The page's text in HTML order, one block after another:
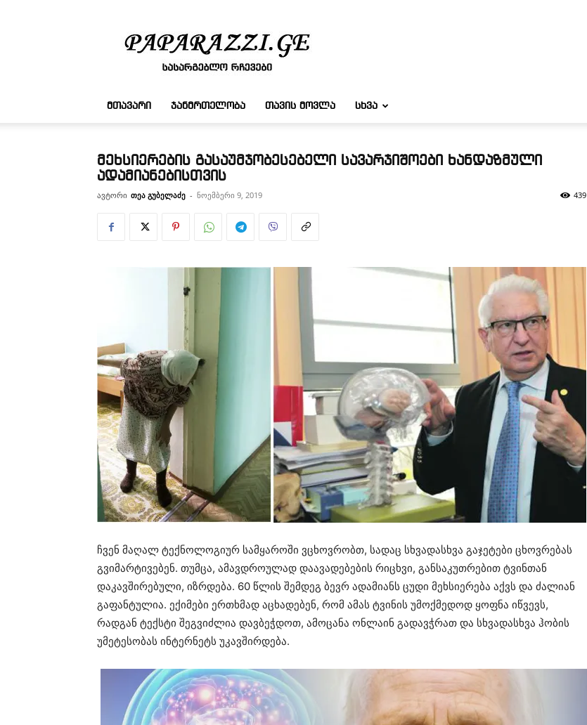
რჩევები
ᲛᲗᲐᲕᲐᲠᲘ ᲯᲐᲜᲛᲠᲗᲔᲚᲝᲑᲐ ᲗᲐᲕᲘᲡ ᲛᲝᲕᲚᲐ ᲡᲮᲕᲐ
მეხსიერების გასაუმჯობესებელი სავარჯიშოები ხანდაზმული
ადამიანებისთვის
ავტორი თეა გუბელაძე - ნოემბერი 9, 2019 439
ჩვენ მაღალ ტექნოლოგიურ სამყაროში ვცხოვრობთ, სადაც სხვადასხვა გაჯეტები ცხოვრებას
გვიმარტივებენ. თუმცა, ამავდროულად დაავადებების რიცხვი, განსაკუთრებით ტვინთან
დაკავშირებული, იზრდება. 60 წლის შემდეგ ბევრ ადამიანს ცუდი მეხსიერება აქვს და ძალიან
გაფანტულია. ექიმები ერთხმად აცხადებენ, რომ ამას ტვინის უმოქმედოდ ყოფნა იწვევს,
რადგან ტექსტი შეგვიძლია დავბეჭდოთ, ამოცანა ონლაინ გადავჭრათ და სხვადასხვა ჰობის
უმეტესობას ინტერნეტს უკავშირდება.